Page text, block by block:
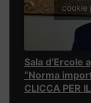
cookie
Sala d’Ercole
“Norma
CLICCA PER